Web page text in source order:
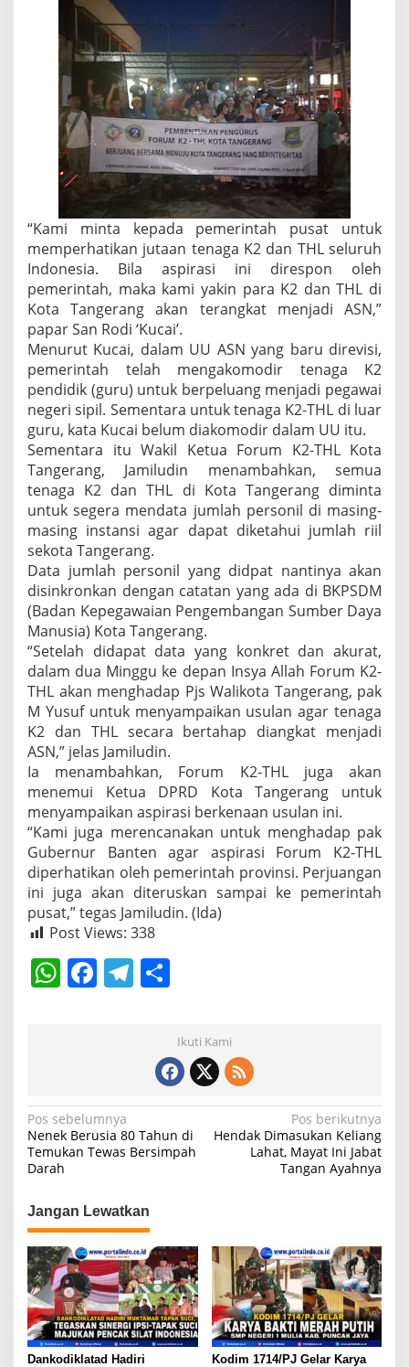
“Kami minta kepada pemerintah pusat untuk
memperhatikan jutaan tenaga K2 dan THL seluruh
Indonesia. Bila aspirasi ini direspon oleh
pemerintah, maka kami yakin para K2 dan THL di
Kota Tangerang akan terangkat menjadi ASN,”
papar San Rodi ‘Kucai’.
Menurut Kucai, dalam UU ASN yang baru direvisi,
pemerintah telah mengakomodir tenaga K2
pendidik (guru) untuk berpeluang menjadi pegawai
negeri sipil. Sementara untuk tenaga K2-THL di luar
guru, kata Kucai belum diakomodir dalam UU itu.
Sementara itu Wakil Ketua Forum K2-THL Kota
Tangerang, Jamiludin menambahkan, semua
tenaga K2 dan THL di Kota Tangerang diminta
untuk segera mendata jumlah personil di masing-
masing instansi agar dapat diketahui jumlah riil
sekota Tangerang.
Data jumlah personil yang didpat nantinya akan
disinkronkan dengan catatan yang ada di BKPSDM
(Badan Kepegawaian Pengembangan Sumber Daya
Manusia) Kota Tangerang.
“Setelah didapat data yang konkret dan akurat,
dalam dua Minggu ke depan Insya Allah Forum K2-
THL akan menghadap Pjs Walikota Tangerang, pak
M Yusuf untuk menyampaikan usulan agar tenaga
K2 dan THL secara bertahap diangkat menjadi
ASN,” jelas Jamiludin.
Ia menambahkan, Forum K2-THL juga akan
menemui Ketua DPRD Kota Tangerang untuk
menyampaikan aspirasi berkenaan usulan ini.
“Kami juga merencanakan untuk menghadap pak
Gubernur Banten agar aspirasi Forum K2-THL
diperhatikan oleh pemerintah provinsi. Perjuangan
ini juga akan diteruskan sampai ke pemerintah
pusat,” tegas Jamiludin. (Ida)
Post Views: 338
W
p
p
F
o
o
T
gr
m
ar
eIkuti Kami
N
a
v
i
g
a
s
i
p
o
Pos sebelumnya
Nenek Berusia 80 Tahun di
Temukan Tewas Bersimpah
Darah
Pos berikutnya
Hendak Dimasukan Keliang
Lahat, Mayat Ini Jabat
Tangan Ayahnya
Jangan Lewatkan
Dankodiklatad Hadiri Kodim 1714/PJ Gelar Karya